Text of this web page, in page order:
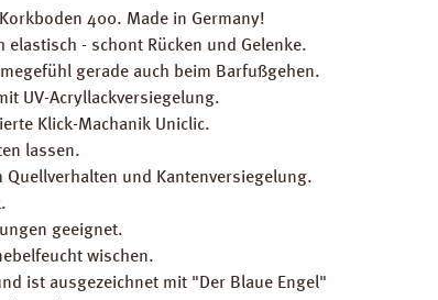
400. Made in Germany!
- schont Rücken und Gelenke.
gerade auch beim Barfußgehen.
UV-Acryllackversiegelung.
Klick-Machanik Uniclic.
lassen.
Quellverhalten und Kantenversiegelung.
geeignet.
wischen.
ist ausgezeichnet mit "Der Blaue Engel"